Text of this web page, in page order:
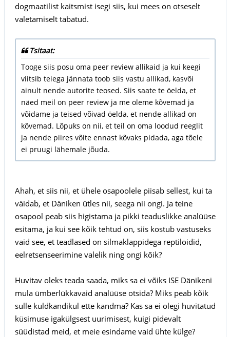
dogmaatilist kaitsmist isegi siis, kui mees on otseselt
valetamiselt tabatud.
Tsitaat:
Tooge siis posu oma peer review allikaid ja kui keegi
viitsib teiega jännata toob siis vastu allikad, kasvõi
ainult nende autorite teosed. Siis saate te öelda, et
näed meil on peer review ja me oleme kõvemad ja
võidame ja teised võivad öelda, et nende allikad on
kõvemad. Lõpuks on nii, et teil on oma loodud reeglit
ja nende piires võite ennast kõvaks pidada, aga tõele
ei pruugi lähemale jõuda.
Ahah, et siis nii, et ühele osapoolele piisab sellest, kui ta
väidab, et Däniken ütles nii, seega nii ongi. Ja teine
osapool peab siis higistama ja pikki teaduslikke analüüse
esitama, ja kui see kõik tehtud on, siis kostub vastuseks
vaid see, et teadlased on silmaklappidega reptiloidid,
eelretsenseerimine valelik ning ongi kõik?
Huvitav oleks teada saada, miks sa ei võiks ISE Dänikeni
mula ümberlükkavaid analüüse otsida? Miks peab kõik
sulle kuldkandikul ette kandma? Kas sa ei olegi huvitatud
küsimuse igakülgsest uurimisest, kuigi pidevalt
süüdistad meid, et meie esindame vaid ühte külge?